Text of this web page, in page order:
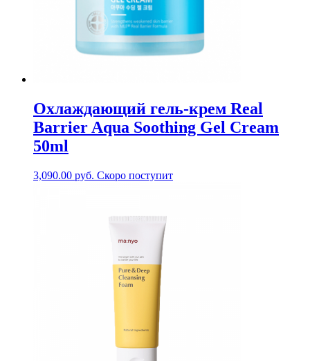
Охлаждающий гель-крем Real
Barrier Aqua Soothing Gel Cream
50ml
3,090.00 руб. Скоро поступит